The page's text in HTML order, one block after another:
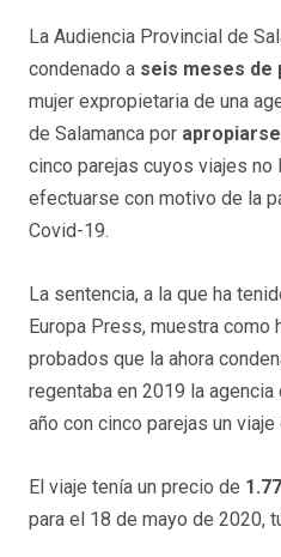
La Audiencia Provincial de
condenado a seis meses de
mujer expropietaria de una
de Salamanca por
cinco parejas cuyos viajes no
efectuarse con motivo de la
Covid-19.
La sentencia, a la que ha
Europa Press, muestra como
probados que la ahora
regentaba en 2019 la
año con cinco parejas un
El viaje tenía un precio de
para el 18 de mayo de 2020,